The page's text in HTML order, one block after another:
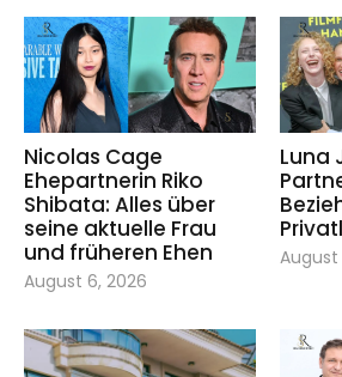
Nicolas Cage
Ehepartnerin Riko
Shibata: Alles über
seine aktuelle Frau
und früheren Ehen
August 6, 2026
Luna
August